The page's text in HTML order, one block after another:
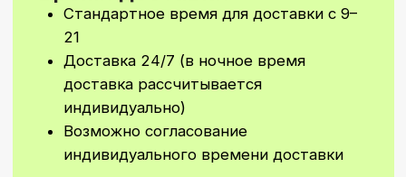
Не увидели
подходящий
вариант?
Мы сделаем уникальное
оформление шаров или
вашего праздника.